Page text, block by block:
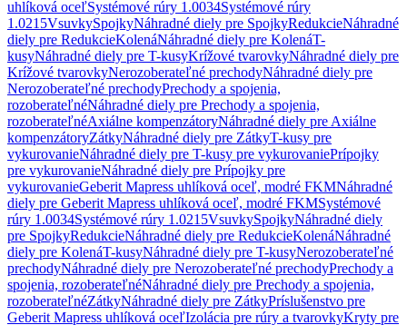
uhlíková oceľSystémové rúry 1.0034Systémové rúry
1.0215VsuvkySpojkyNáhradné diely pre SpojkyRedukcieNáhradné
diely pre RedukcieKolenáNáhradné diely pre KolenáT-
kusyNáhradné diely pre T-kusyKrížové tvarovkyNáhradné diely pre
Krížové tvarovkyNerozoberateľné prechodyNáhradné diely pre
Nerozoberateľné prechodyPrechody a spojenia,
rozoberateľnéNáhradné diely pre Prechody a spojenia,
rozoberateľnéAxiálne kompenzátoryNáhradné diely pre Axiálne
kompenzátoryZátkyNáhradné diely pre ZátkyT-kusy pre
vykurovanieNáhradné diely pre T-kusy pre vykurovaniePrípojky
pre vykurovanieNáhradné diely pre Prípojky pre
vykurovanieGeberit Mapress uhlíková oceľ, modré FKMNáhradné
diely pre Geberit Mapress uhlíková oceľ, modré FKMSystémové
rúry 1.0034Systémové rúry 1.0215VsuvkySpojkyNáhradné diely
pre SpojkyRedukcieNáhradné diely pre RedukcieKolenáNáhradné
diely pre KolenáT-kusyNáhradné diely pre T-kusyNerozoberateľné
prechodyNáhradné diely pre Nerozoberateľné prechodyPrechody a
spojenia, rozoberateľnéNáhradné diely pre Prechody a spojenia,
rozoberateľnéZátkyNáhradné diely pre ZátkyPríslušenstvo pre
Geberit Mapress uhlíková oceľIzolácia pre rúry a tvarovkyKryty pre